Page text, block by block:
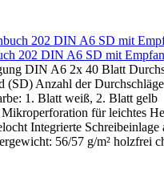
202 DIN A6 SD mit
DIN A6 2x 40 Blatt
(SD) Anzahl der
1. Blatt weiß, 2. Blatt gelb
für leichtes
Integrierte Schreibeinlage
56/57 g/m² holzfrei